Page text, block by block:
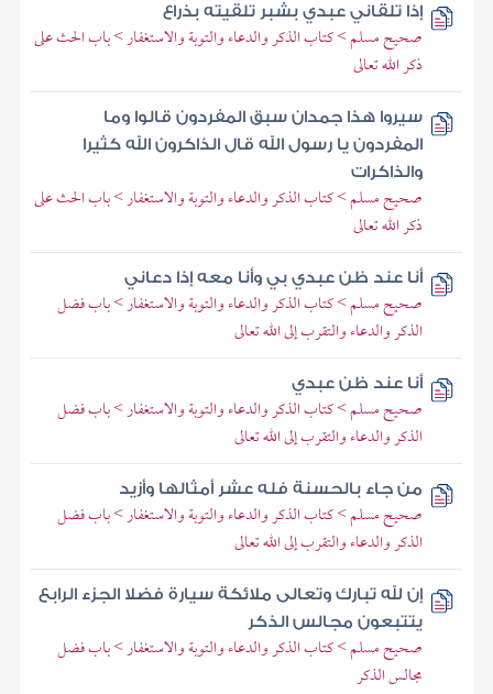
إذا تلقاني عبدي بشبر تلقيته بذراع
صحيح مسلم > كتاب الذكر والدعاء والتوبة والاستغفار > باب الحث على
ذكر الله تعالى
سيروا هذا جمدان سبق المفردون قالوا وما
المفردون يا رسول الله قال الذاكرون الله كثيرا
والذاكرات
صحيح مسلم > كتاب الذكر والدعاء والتوبة والاستغفار > باب الحث على
ذكر الله تعالى
أنا عند ظن عبدي بي وأنا معه إذا دعاني
صحيح مسلم > كتاب الذكر والدعاء والتوبة والاستغفار > باب فضل
الذكر والدعاء والتقرب إلى الله تعالى
أنا عند ظن عبدي
صحيح مسلم > كتاب الذكر والدعاء والتوبة والاستغفار > باب فضل
الذكر والدعاء والتقرب إلى الله تعالى
من جاء بالحسنة فله عشر أمثالها وأزيد
صحيح مسلم > كتاب الذكر والدعاء والتوبة والاستغفار > باب فضل
الذكر والدعاء والتقرب إلى الله تعالى
إن لله تبارك وتعالى ملائكة سيارة فضلا الجزء الرابع
يتتبعون مجالس الذكر
صحيح مسلم > كتاب الذكر والدعاء والتوبة والاستغفار > باب فضل
مجالس الذكر